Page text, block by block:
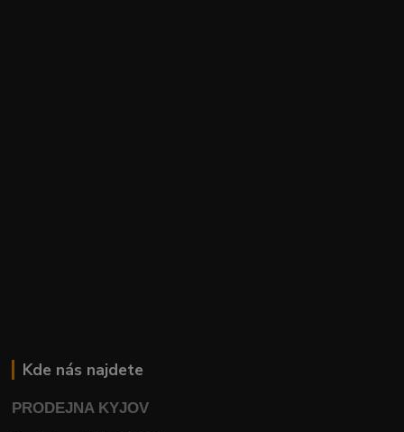
Kde nás najdete
PRODEJNA KYJOV